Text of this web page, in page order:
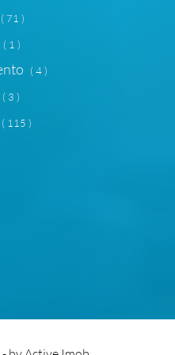
( 71 )
( 1 )
( 4 )
( 3 )
( 115 )